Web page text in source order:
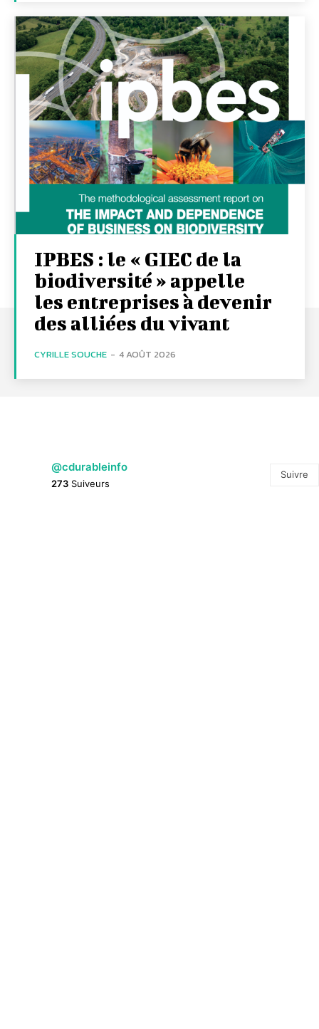
IPBES : le « GIEC de la
biodiversité » appelle
les entreprises à devenir
des alliées du vivant
CYRILLE SOUCHE - 4 AOÛT 2026
@cdurableinfo
273 Suiveurs
Suivre